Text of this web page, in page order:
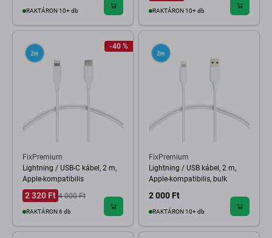
RAKTÁRON 10+ db RAKTÁRON 10+ db
-40 %
FixPremium
Lightning / USB-C kábel, 2 m,
Apple-kompatibilis
2 320 Ft 4 000 Ft
RAKTÁRON 6 db
FixPremium
Lightning / USB kábel, 2 m,
Apple-kompatibilis, bulk
2 000 Ft
RAKTÁRON 10+ db